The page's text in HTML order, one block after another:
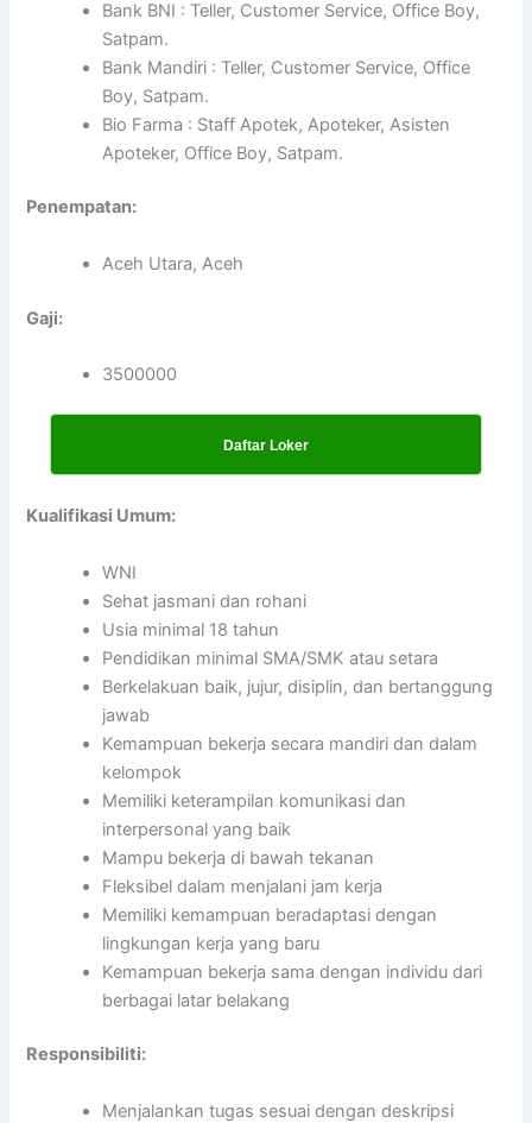
Bank BNI : Teller, Customer Service, Office Boy,
Satpam.
Bank Mandiri : Teller, Customer Service, Office
Boy, Satpam.
Bio Farma : Staff Apotek, Apoteker, Asisten
Apoteker, Office Boy, Satpam.
Penempatan:
Aceh Utara, Aceh
Gaji:
3500000
Daftar Loker
Kualifikasi Umum:
WNI
Sehat jasmani dan rohani
Usia minimal 18 tahun
Pendidikan minimal SMA/SMK atau setara
Berkelakuan baik, jujur, disiplin, dan bertanggung
jawab
Kemampuan bekerja secara mandiri dan dalam
kelompok
Memiliki keterampilan komunikasi dan
interpersonal yang baik
Mampu bekerja di bawah tekanan
Fleksibel dalam menjalani jam kerja
Memiliki kemampuan beradaptasi dengan
lingkungan kerja yang baru
Kemampuan bekerja sama dengan individu dari
berbagai latar belakang
Responsibiliti:
Menjalankan tugas sesuai dengan deskripsi